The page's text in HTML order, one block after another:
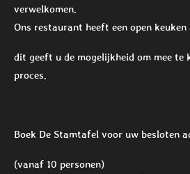
verwelkomen.
Ons restaurant heeft een open keuken
dit geeft u de mogelijkheid om mee te
proces.
Boek De Stamtafel voor uw besloten
(vanaf 10 personen)